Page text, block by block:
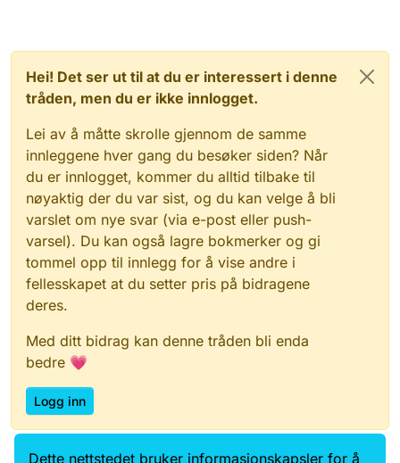
Hei! Det ser ut til at du er interessert i denne
tråden, men du er ikke innlogget.
Lei av å måtte skrolle gjennom de samme
innleggene hver gang du besøker siden? Når
du er innlogget, kommer du alltid tilbake til
nøyaktig der du var sist, og du kan velge å bli
varslet om nye svar (via e-post eller push-
varsel). Du kan også lagre bokmerker og gi
tommel opp til innlegg for å vise andre i
fellesskapet at du setter pris på bidragene
deres.
Med ditt bidrag kan denne tråden bli enda
bedre 💗
Logg inn
Dette nettstedet bruker informasjonskapsler for å